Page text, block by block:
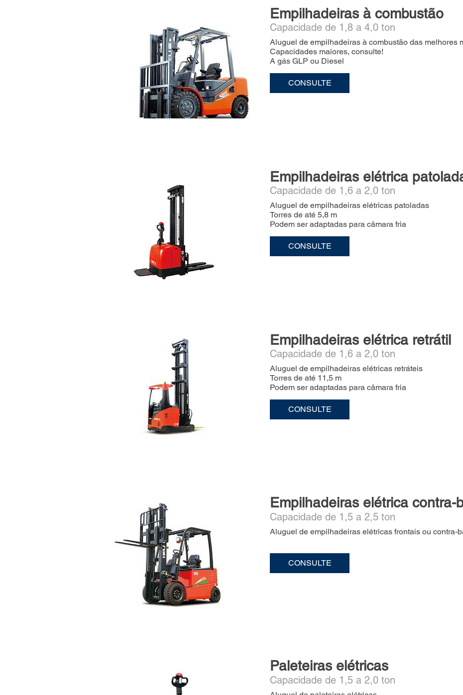
Empilhadeiras à combustão
Capacidade de 1,8 a 4,0 ton
Aluguel de empilhadeiras à combustão das melhores
Capacidades maiores, consulte!
A gás GLP ou Diesel
CONSULTE
Empilhadeiras elétrica
Capacidade de 1,6 a 2,0 ton
Aluguel de empilhadeiras elétricas patoladas
Torres de até 5,8 m
Podem ser adaptadas para câmara fria
CONSULTE
Empilhadeiras elétrica retrátil
Capacidade de 1,6 a 2,0 ton
Aluguel de empilhadeiras elétricas retráteis
Torres de até 11,5 m
Podem ser adaptadas para câmara fria
CONSULTE
Empilhadeiras elétrica contra-
Capacidade de 1,5 a 2,5 ton
Aluguel de empilhadeiras elétricas frontais ou contra-
CONSULTE
Paleteiras elétricas
Capacidade de 1,5 a 2,0 ton